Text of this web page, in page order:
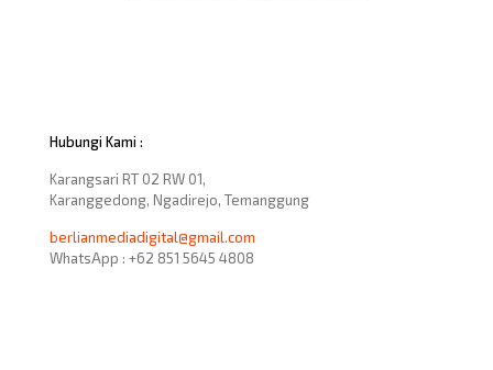
Hubungi Kami :
Karangsari RT 02 RW 01,
Karanggedong, Ngadirejo, Temanggung
berlianmediadigital@gmail.com
WhatsApp : +62 851 5645 4808